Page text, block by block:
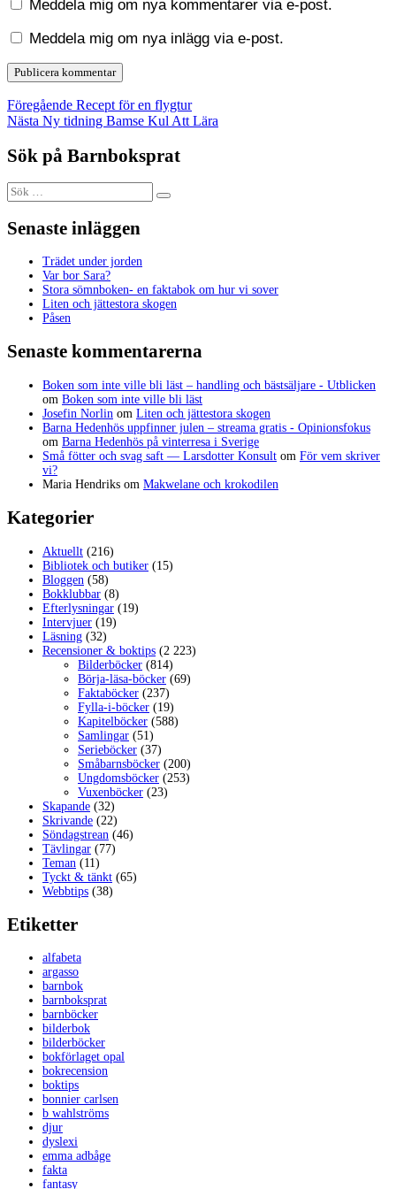
Meddela mig om nya kommentarer via e-post.
Meddela mig om nya inlägg via e-post.
Inläggsnavigering
Föregående Föregående
inlägg:
Recept för en flygtur
Nästa Nästa
Ny tidning Bamse Kul Att Lära
Sök på Barnboksprat
Sök
efter:
Sök
Senaste inläggen
Trädet under jorden
Var bor Sara?
Stora sömnboken- en faktabok om hur vi sover
Liten och jättestora skogen
Påsen
Senaste kommentarerna
Boken som inte ville bli läst – handling och bästsäljare - Utblicken
om Boken som inte ville bli läst
Josefin Norlin om Liten och jättestora skogen
Barna Hedenhös uppfinner julen – streama gratis - Opinionsfokus
om Barna Hedenhös på vinterresa i Sverige
Små fötter och svag saft — Larsdotter Konsult om För vem skriver
vi?
Maria Hendriks om Makwelane och krokodilen
Kategorier
Aktuellt (216)
Bibliotek och butiker (15)
Bloggen (58)
Bokklubbar (8)
Efterlysningar (19)
Intervjuer (19)
Läsning (32)
Recensioner & boktips (2 223)
Bilderböcker (814)
Börja-läsa-böcker (69)
Faktaböcker (237)
Fylla-i-böcker (19)
Kapitelböcker (588)
Samlingar (51)
Serieböcker (37)
Småbarnsböcker (200)
Ungdomsböcker (253)
Vuxenböcker (23)
Skapande (32)
Skrivande (22)
Söndagstrean (46)
Tävlingar (77)
Teman (11)
Tyckt & tänkt (65)
Webbtips (38)
Etiketter
alfabeta
argasso
barnbok
barnboksprat
barnböcker
bilderbok
bilderböcker
bokförlaget opal
bokrecension
boktips
bonnier carlsen
b wahlströms
djur
dyslexi
emma adbåge
fakta
fantasy